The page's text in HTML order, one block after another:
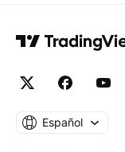
Español